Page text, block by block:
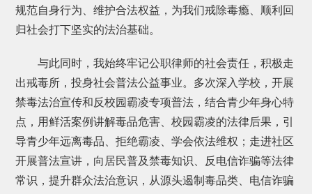
规范自身行为、维护合法权益，为我们戒除毒瘾、顺利回
归社会打下坚实的法治基础。
与此同时，我始终牢记公职律师的社会责任，积极走
出戒毒所，投身社会普法公益事业。多次深入学校，开展
禁毒法治宣传和反校园霸凌专项普法，结合青少年身心特
点，用鲜活案例讲解毒品危害、校园霸凌的法律后果，引
导青少年远离毒品、拒绝霸凌、学会依法维权；走进社区
开展普法宣讲，向居民普及禁毒知识、反电信诈骗等法律
常识，提升群众法治意识，从源头遏制毒品类、电信诈骗